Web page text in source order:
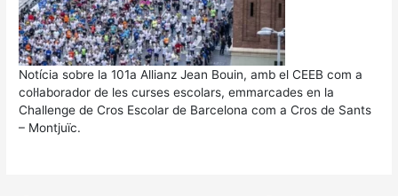
Notícia sobre la 101a Allianz Jean Bouin, amb el CEEB com a
col·laborador de les curses escolars, emmarcades en la
Challenge de Cros Escolar de Barcelona com a Cros de Sants
– Montjuïc.